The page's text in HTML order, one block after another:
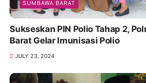
SUMBAWA BARAT
Sukseskan PIN Polio Tahap 2,
Barat Gelar Imunisasi Polio
JULY 23, 2024